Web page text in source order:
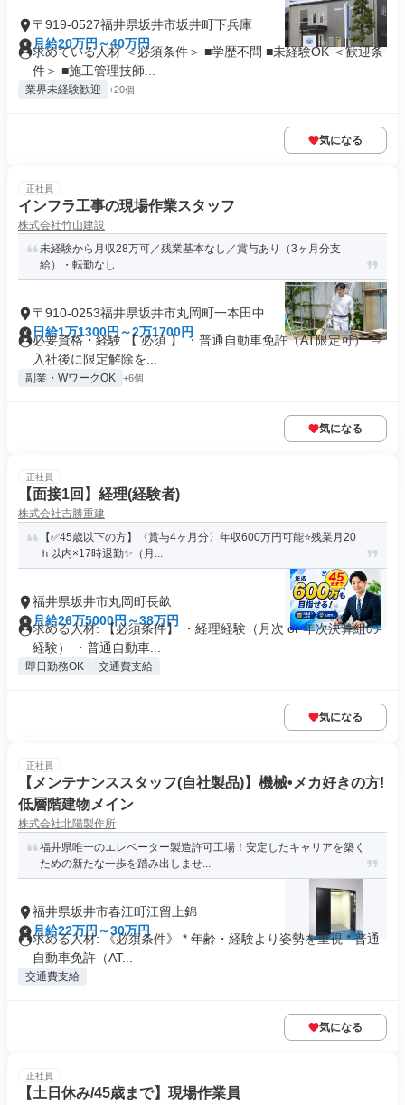
〒919-0527福井県坂井市坂井町下兵庫
月給20万円～40万円
求めている人材 ＜必須条件＞ ■学歴不問 ■未経験OK ＜歓迎条
件＞ ■施工管理技師...
業界未経験歓迎 +20個
気になる
正社員
インフラ工事の現場作業スタッフ
株式会社竹山建設
未経験から月収28万可／残業基本なし／賞与あり（3ヶ月分支
給）・転勤なし
〒910-0253福井県坂井市丸岡町一本田中
日給1万1300円～2万1700円
必要資格・経験 【 必須 】 ・普通自動車免許（AT限定可） ⇒
入社後に限定解除を...
副業・WワークOK +6個
気になる
正社員
【面接1回】経理(経験者)
株式会社吉勝重建
【✅45歳以下の方】〈賞与4ヶ月分〉年収600万円可能⭐残業月20
ｈ以内×17時退勤✨（月...
福井県坂井市丸岡町長畝
月給26万5000円～38万円
求める人材: 【必須条件】 ・経理経験（月次 or 年次決算組の
経験） ・普通自動車...
即日勤務OK 交通費支給
気になる
正社員
【メンテナンススタッフ(自社製品)】機械•メカ好きの方!
低層階建物メイン
株式会社北陽製作所
福井県唯一のエレベーター製造許可工場！安定したキャリアを築く
ための新たな一歩を踏み出しませ...
福井県坂井市春江町江留上錦
月給22万円～30万円
求める人材: 《必須条件》 * 年齢・経験より姿勢を重視 * 普通
自動車免許（AT...
交通費支給
気になる
正社員
【土日休み/45歳まで】現場作業員